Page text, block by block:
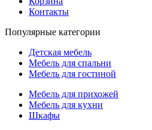
Контакты
Популярные категории
Детская мебель
Мебель для спальни
Мебель для гостиной
Мебель для прихожей
Мебель для кухни
Шкафы